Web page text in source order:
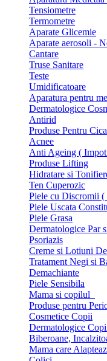
Tensiometre
Termometre
Aparate Glicemie
Aparate aerosoli -
Cantare
Truse Sanitare
Teste
Umidificatoare
Aparatura pentru
Dermatologice
Antirid
Produse Pentru
Acnee
Anti Ageing (
Produse Lifting
Hidratare si
Ten Cuperozic
Piele cu Discromii (
Piele Uscata
Piele Grasa
Dermatologice Par
Psoriazis
Creme si Lotiuni
Tratament Negi si
Demachiante
Piele Sensibila
Mama si copilul
Produse pentru
Cosmetice Copii
Dermatologice
Biberoane,
Mama care